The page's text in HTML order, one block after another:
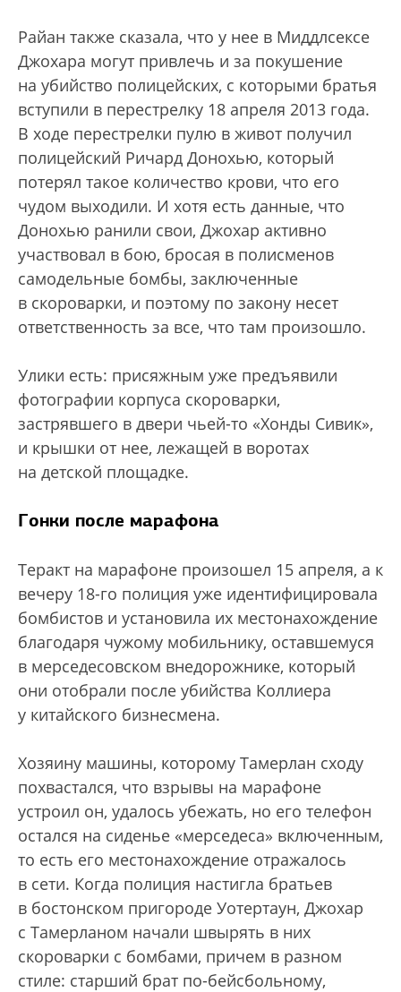
Райан также сказала, что у нее в Миддлсексе
Джохара могут привлечь и за покушение
на убийство полицейских, с которыми братья
вступили в перестрелку 18 апреля 2013 года.
В ходе перестрелки пулю в живот получил
полицейский Ричард Донохью, который
потерял такое количество крови, что его
чудом выходили. И хотя есть данные, что
Донохью ранили свои, Джохар активно
участвовал в бою, бросая в полисменов
самодельные бомбы, заключенные
в скороварки, и поэтому по закону несет
ответственность за все, что там произошло.
Улики есть: присяжным уже предъявили
фотографии корпуса скороварки,
застрявшего в двери чьей-то «Хонды Сивик»,
и крышки от нее, лежащей в воротах
на детской площадке.
Гонки после марафона
Теракт на марафоне произошел 15 апреля, а к
вечеру 18-го полиция уже идентифицировала
бомбистов и установила их местонахождение
благодаря чужому мобильнику, оставшемуся
в мерседесовском внедорожнике, который
они отобрали после убийства Коллиера
у китайского бизнесмена.
Хозяину машины, которому Тамерлан сходу
похвастался, что взрывы на марафоне
устроил он, удалось убежать, но его телефон
остался на сиденье «мерседеса» включенным,
то есть его местонахождение отражалось
в сети. Когда полиция настигла братьев
в бостонском пригороде Уотертаун, Джохар
с Тамерланом начали швырять в них
скороварки с бомбами, причем в разном
стиле: старший брат по-бейсбольному,